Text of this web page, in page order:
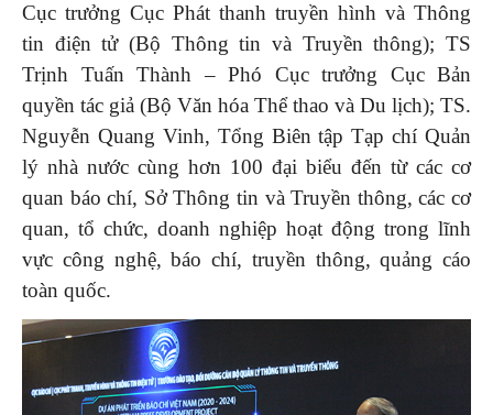
Cục trưởng Cục Phát thanh truyền hình và Thông
tin điện tử (Bộ Thông tin và Truyền thông); TS
Trịnh Tuấn Thành – Phó Cục trưởng Cục Bản
quyền tác giả (Bộ Văn hóa Thể thao và Du lịch); TS.
Nguyễn Quang Vinh, Tổng Biên tập Tạp chí Quản
lý nhà nước cùng hơn 100 đại biểu đến từ các cơ
quan báo chí, Sở Thông tin và Truyền thông, các cơ
quan, tổ chức, doanh nghiệp hoạt động trong lĩnh
vực công nghệ, báo chí, truyền thông, quảng cáo
toàn quốc.